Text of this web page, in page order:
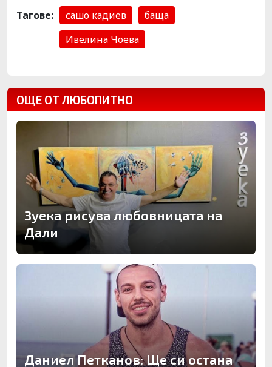
Тагове: сашо кадиев
баща
Ивелина Чоева
ОЩЕ ОТ ЛЮБОПИТНО
Зуека рисува любовницата на
Дали
Даниел Петканов: Ще си остана